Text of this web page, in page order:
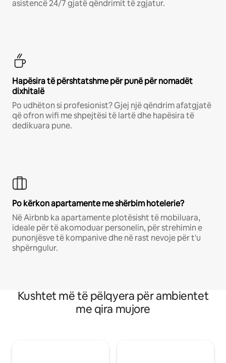
asistencë 24/7 gjatë qëndrimit të zgjatur.
Hapësira të përshtatshme për punë për nomadët
dixhitalë
Po udhëton si profesionist? Gjej një qëndrim afatgjatë
që ofron wifi me shpejtësi të lartë dhe hapësira të
dedikuara pune.
Po kërkon apartamente me shërbim hotelerie?
Në Airbnb ka apartamente plotësisht të mobiluara,
ideale për të akomoduar personelin, për strehimin e
punonjësve të kompanive dhe në rast nevoje për t'u
shpërngulur.
Kushtet më të pëlqyera për ambientet
me qira mujore